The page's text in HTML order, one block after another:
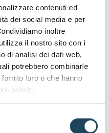
contenuti ed
dei social media e per
inoltre
il nostro sito con i
di analisi dei dati web,
potrebbero combinarle
loro o che hanno
servizi.
mostra trend di
urbana e
immobiliare offre
accessibili a
garantisce selezione